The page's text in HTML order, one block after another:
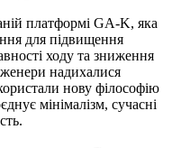
платформі GA-K, яка
для підвищення
ходу та зниження
надихалися
нову філософію
мінімалізм, сучасні